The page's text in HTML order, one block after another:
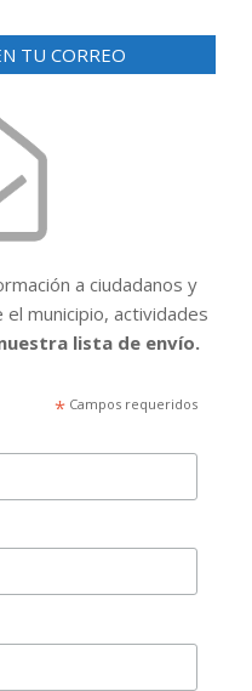
TU CORREO
a ciudadanos y
municipio, actividades
lista de envío.
*Campos requeridos